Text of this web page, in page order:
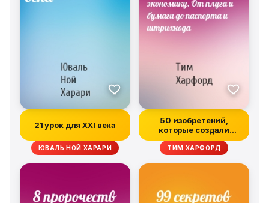
21 урок для XXI века
ЮВАЛЬ НОЙ ХАРАРИ
50 изобретений,
которые создали
современную эконом...
ТИМ ХАРФОРД